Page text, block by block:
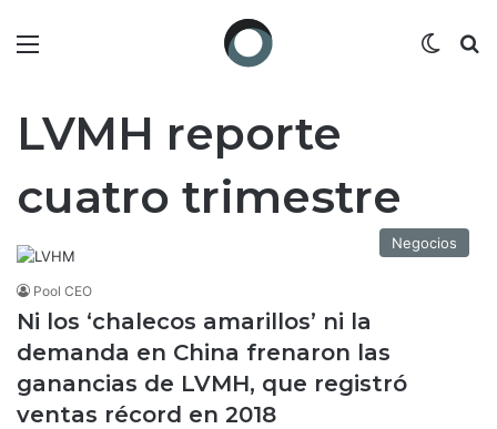
LVMH reporte
cuatro trimestre
Negocios
Pool CEO
Ni los ‘chalecos amarillos’ ni la
demanda en China frenaron las
ganancias de LVMH, que registró
ventas récord en 2018